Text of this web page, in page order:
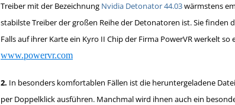
Treiber mit der Bezeichnung Nvidia Detonator 44.03wärmstens
stabilste Treiber der großen Reihe der Detonatoren ist. Sie finden
Falls auf ihrer Karte ein Kyro II Chip der Firma PowerVR werkelt
www.powervr.com
2. In besonders komfortablen Fällen ist die heruntergeladene
per Doppelklick ausführen. Manchmal wird ihnen auch ein